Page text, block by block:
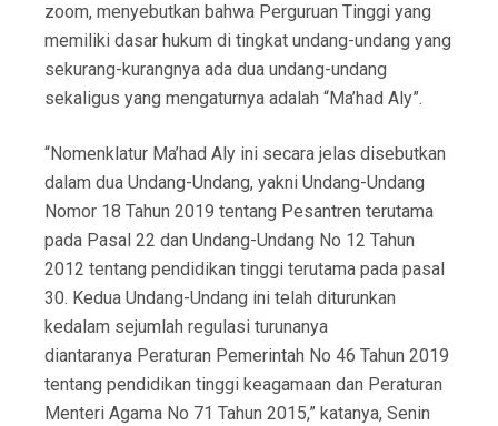
zoom, menyebutkan bahwa Perguruan Tinggi yang
memiliki dasar hukum di tingkat undang-undang yang
sekurang-kurangnya ada dua undang-undang
sekaligus yang mengaturnya adalah “Ma’had Aly”.
“Nomenklatur Ma’had Aly ini secara jelas disebutkan
dalam dua Undang-Undang, yakni Undang-Undang
Nomor 18 Tahun 2019 tentang Pesantren terutama
pada Pasal 22 dan Undang-Undang No 12 Tahun
2012 tentang pendidikan tinggi terutama pada pasal
30. Kedua Undang-Undang ini telah diturunkan
kedalam sejumlah regulasi turunanya
diantaranya Peraturan Pemerintah No 46 Tahun 2019
tentang pendidikan tinggi keagamaan dan Peraturan
Menteri Agama No 71 Tahun 2015,” katanya, Senin